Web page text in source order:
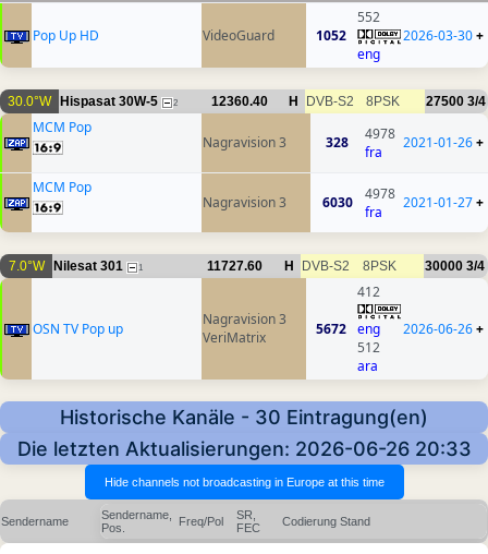
Pop Up HD VideoGuard 1052
552
eng
2026-03-30+
30.0°W Hispasat 30W-5 2 12360.40 H DVB-S2 8PSK 27500 3/4
MCM Pop
Nagravision 3
328
4978
fra
2021-01-26+
MCM Pop
Nagravision 3
6030
4978
fra
2021-01-27+
7.0°W Nilesat 301 1 11727.60 H DVB-S2 8PSK 30000 3/4
OSN TV Pop up
Nagravision 3
VeriMatrix
5672
412
eng
512
ara
2026-06-26+
Historische Kanäle - 30 Eintragung(en)
Die letzten Aktualisierungen: 2026-06-26 20:33
Sendername
Sendername,
Pos.
Freq/Pol
SR,
FEC
Codierung Stand